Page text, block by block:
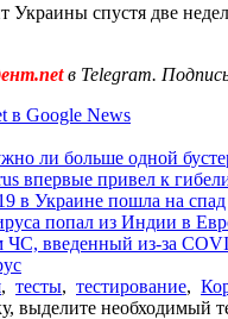
спустя две
в Telegram.
в Google News
ли больше одной
впервые привел к
в Украине пошла на спад
попал из Индии в
введенный из-за
, тесты, тестирование,
выделите необходимый